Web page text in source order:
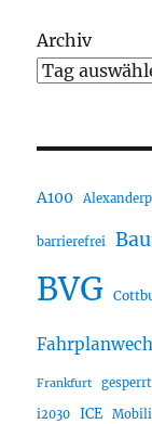
Archiv
A100
barrierefrei
BVG
Frankfurt gesperrt
i2030 ICE